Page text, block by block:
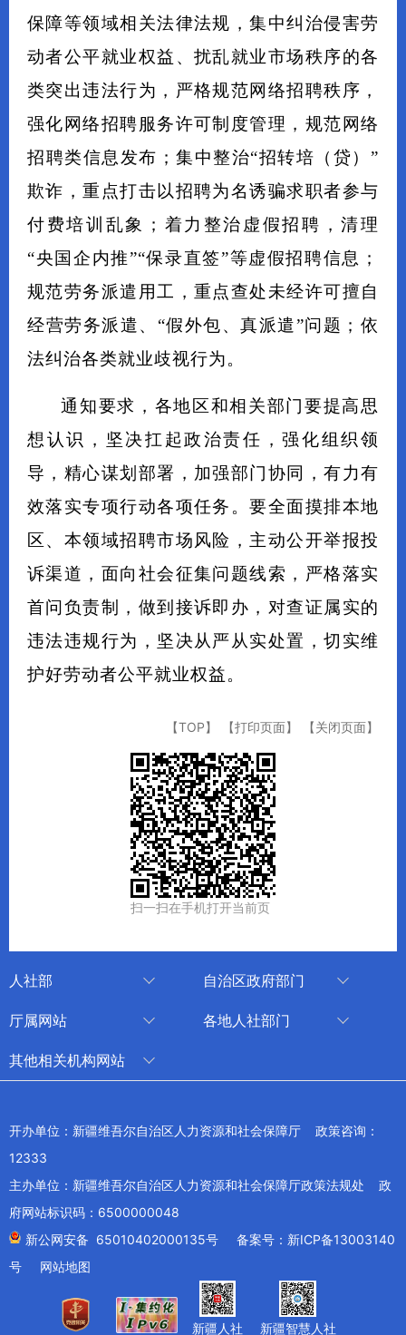
保障等领域相关法律法规，集中纠治侵害劳
动者公平就业权益、扰乱就业市场秩序的各
类突出违法行为，严格规范网络招聘秩序，
强化网络招聘服务许可制度管理，规范网络
招聘类信息发布；集中整治“招转培（贷）”
欺诈，重点打击以招聘为名诱骗求职者参与
付费培训乱象；着力整治虚假招聘，清理
“央国企内推”“保录直签”等虚假招聘信息；
规范劳务派遣用工，重点查处未经许可擅自
经营劳务派遣、“假外包、真派遣”问题；依
法纠治各类就业歧视行为。
通知要求，各地区和相关部门要提高思
想认识，坚决扛起政治责任，强化组织领
导，精心谋划部署，加强部门协同，有力有
效落实专项行动各项任务。要全面摸排本地
区、本领域招聘市场风险，主动公开举报投
诉渠道，面向社会征集问题线索，严格落实
首问负责制
，做到接诉即办，对查证属实的
违法违规行为，坚决从严从实处置，切实维
护好劳动者公平就业权益。
【TOP】 【打印页面】 【关闭页面】
扫一扫在手机打开当前页
人社部
技能人才评价工作网
自治区政府部门
审计厅
退役军人事务厅
商务厅
农业农村厅
厅属网站
中国新疆人才网
各地人社部门
克孜勒苏柯尔克孜自治州
其他相关机构网站
新疆新闻网
新疆电视台
工业和信息化部
开办单位：新疆维吾尔自治区人力资源和社会保障厅 政策咨询：
12333
主办单位：新疆维吾尔自治区人力资源和社会保障厅政策法规处 政
府网站标识码：6500000048
新公网安备 65010402000135号
备案号：新ICP备13003140
号
网站地图
新疆人社 新疆智慧人社